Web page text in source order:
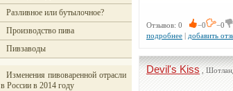
Разливное или бутылочное?
Производство пива
Пивзаводы
Изменения пивоваренной отрасли
в России в 2014 году
Отзывов: 0 −0 −0
подробнее | добавить
Devil's Kiss,